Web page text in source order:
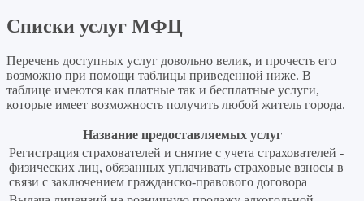
Списки услуг МФЦ
Перечень доступных услуг довольно велик, и прочесть его
возможно при помощи таблицы приведенной ниже. В
таблице имеются как платные так и бесплатные услуги,
которые имеет возможность получить любой житель города.
Название предоставляемых услуг
Регистрация страхователей и снятие с учета страхователей -
физических лиц, обязанных уплачивать страховые взносы в
связи с заключением гражданско-правового договора